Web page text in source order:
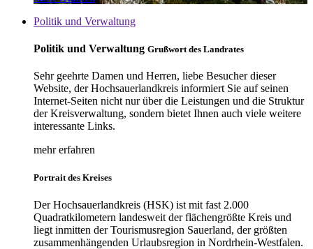
Politik und Verwaltung
Politik und Verwaltung Grußwort des Landrates
Sehr geehrte Damen und Herren, liebe Besucher dieser
Website, der Hochsauerlandkreis informiert Sie auf seinen
Internet-Seiten nicht nur über die Leistungen und die Struktur
der Kreisverwaltung, sondern bietet Ihnen auch viele weitere
interessante Links.
mehr erfahren
Portrait des Kreises
Der Hochsauerlandkreis (HSK) ist mit fast 2.000
Quadratkilometern landesweit der flächengrößte Kreis und
liegt inmitten der Tourismusregion Sauerland, der größten
zusammenhängenden Urlaubsregion in Nordrhein-Westfalen.